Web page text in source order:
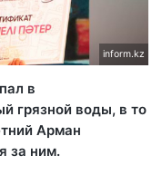
inform.kz
в
грязной воды, в то
Арман
за ним.